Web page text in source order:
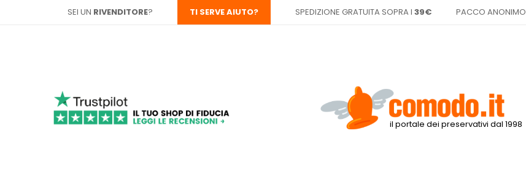
SEI UN RIVENDITORE? TI SERVE AIUTO? SPEDIZIONE GRATUITA SOPRA I 39€ PACCO ANONIMO
il portale dei preservativi dal 1998